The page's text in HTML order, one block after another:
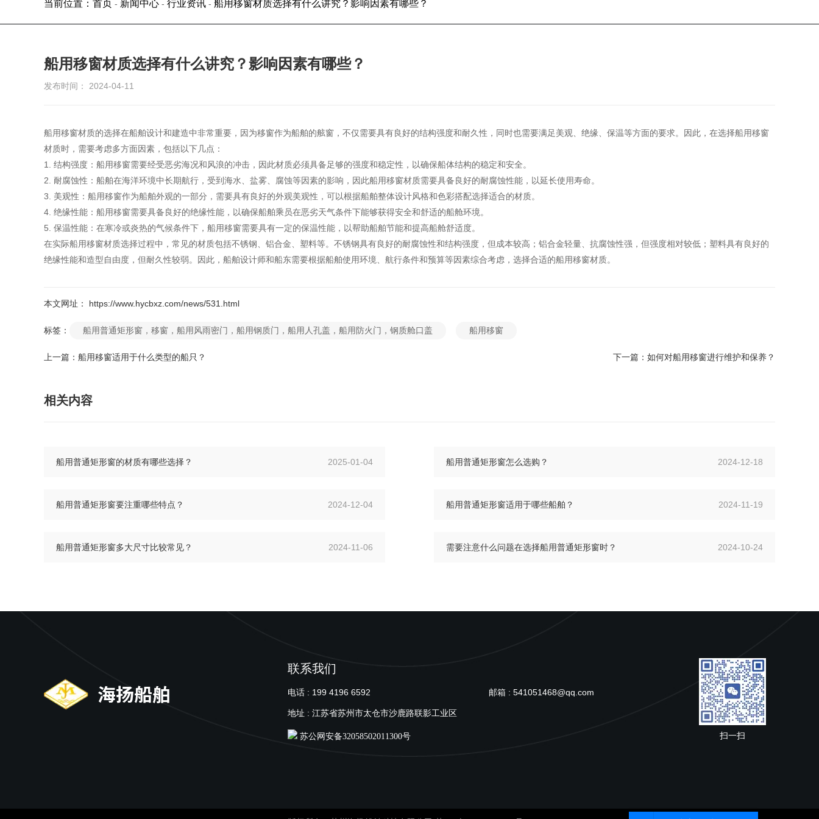
当前位置：首页 - 新闻中心 - 行业资讯 - 船用移窗材质选择有什么讲究？影响因素有哪些？
船用移窗材质选择有什么讲究？影响因素有哪些？
发布时间： 2024-04-11
船用移窗材质的选择在船舶设计和建造中非常重要，因为移窗作为船舶的舷窗，不仅需要具有良好的结构强度和耐久性，同时也需要满足美观、绝缘、保温等方面的要求。因此，在选择船用移窗
材质时，需要考虑多方面因素，包括以下几点：
1. 结构强度：船用移窗需要经受恶劣海况和风浪的冲击，因此材质必须具备足够的强度和稳定性，以确保船体结构的稳定和安全。
2. 耐腐蚀性：船舶在海洋环境中长期航行，受到海水、盐雾、腐蚀等因素的影响，因此船用移窗材质需要具备良好的耐腐蚀性能，以延长使用寿命。
3. 美观性：船用移窗作为船舶外观的一部分，需要具有良好的外观美观性，可以根据船舶整体设计风格和色彩搭配选择适合的材质。
4. 绝缘性能：船用移窗需要具备良好的绝缘性能，以确保船舶乘员在恶劣天气条件下能够获得安全和舒适的船舱环境。
5. 保温性能：在寒冷或炎热的气候条件下，船用移窗需要具有一定的保温性能，以帮助船舶节能和提高船舱舒适度。
在实际船用移窗材质选择过程中，常见的材质包括不锈钢、铝合金、塑料等。不锈钢具有良好的耐腐蚀性和结构强度，但成本较高；铝合金轻量、抗腐蚀性强，但强度相对较低；塑料具有良好的
绝缘性能和造型自由度，但耐久性较弱。因此，船舶设计师和船东需要根据船舶使用环境、航行条件和预算等因素综合考虑，选择合适的船用移窗材质。
本文网址： https://www.hycbxz.com/news/531.html
标签： 船用普通矩形窗，移窗，船用风雨密门，船用钢质门，船用人孔盖，船用防火门，钢质舱口盖 船用移窗
上一篇： 船用移窗适用于什么类型的船只？ 下一篇： 如何对船用移窗进行维护和保养？
相关内容
2025-01-04
船用普通矩形窗的材质有哪些选择？ 2024-12-18
船用普通矩形窗怎么选购？
2024-12-04
船用普通矩形窗要注重哪些特点？ 2024-11-19
船用普通矩形窗适用于哪些船舶？
2024-11-06
船用普通矩形窗多大尺寸比较常见？ 2024-10-24
需要注意什么问题在选择船用普通矩形窗时？
联系我们
电话 : 199 4196 6592 邮箱 : 541051468@qq.com
地址 : 江苏省苏州市太仓市沙鹿路联影工业区
苏公网安备32058502011300号 扫一扫